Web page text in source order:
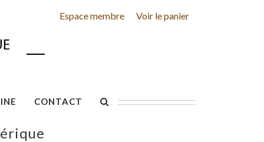
Espace membre Voir le panier
CONTACT